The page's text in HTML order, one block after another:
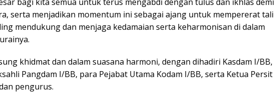
serta menjadikan momentum ini sebagai ajang untuk mempererat tali
mendukung dan menjaga kedamaian serta keharmonisan di dalam
khidmat dan dalam suasana harmoni, dengan dihadiri Kasdam I/BB,
Pangdam I/BB, para Pejabat Utama Kodam I/BB, serta Ketua Persit
pengurus.